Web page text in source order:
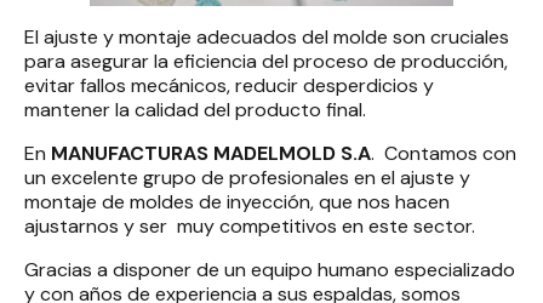
El ajuste y montaje adecuados del molde son cruciales
para asegurar la eficiencia del proceso de producción,
evitar fallos mecánicos, reducir desperdicios y
mantener la calidad del producto final.
En MANUFACTURAS MADELMOLD S.A. Contamos con
un excelente grupo de profesionales en el ajuste y
montaje de moldes de inyección, que nos hacen
ajustarnos y ser muy competitivos en este sector.
Gracias a disponer de un equipo humano especializado
y con años de experiencia a sus espaldas, somos